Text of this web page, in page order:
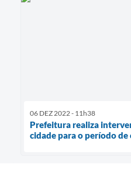
06 DEZ 2022 - 11h38
Prefeitura realiza
cidade para o período de